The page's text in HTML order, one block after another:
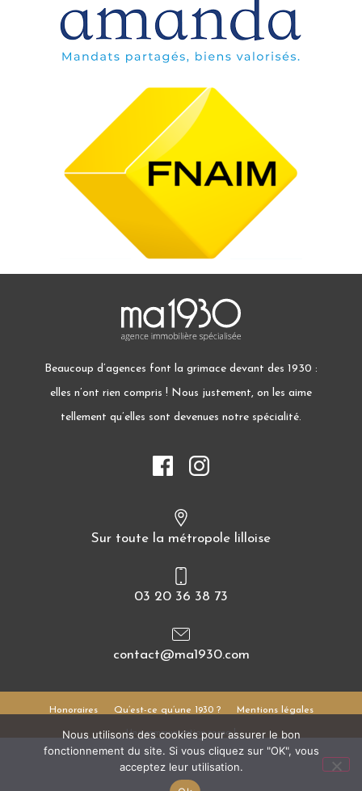
Beaucoup d’agences font la grimace devant des 1930 :
elles n’ont rien compris ! Nous justement, on les aime
tellement qu’elles sont devenues notre spécialité.
Sur toute la métropole lilloise
03 20 36 38 73
contact@ma1930.com
Honoraires Qu’est-ce qu’une 1930 ? Mentions légales
Une communication cocoa !
Nous utilisons des cookies pour assurer le bon
fonctionnement du site. Si vous cliquez sur "OK", vous
acceptez leur utilisation.